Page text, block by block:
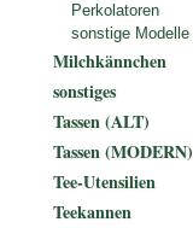
Perkolatoren
sonstige Modelle
Milchkännchen
sonstiges
Tassen (ALT)
Tassen (MODERN)
Tee-Utensilien
Teekannen